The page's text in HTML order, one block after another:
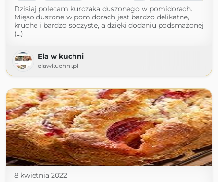
Dzisiaj polecam kurczaka duszonego w pomidorach.
Mięso duszone w pomidorach jest bardzo delikatne,
kruche i bardzo soczyste, a dzięki dodaniu podsmażonej
(...)
Ela w kuchni
elawkuchni.pl
8 kwietnia 2022